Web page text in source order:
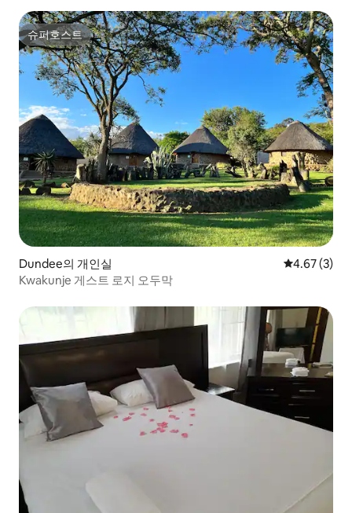
슈퍼호스트
슈퍼호스트
Dundee의 개인실 평점 4.67점
4.67 (3)
Kwakunje 게스트 로지 오두막